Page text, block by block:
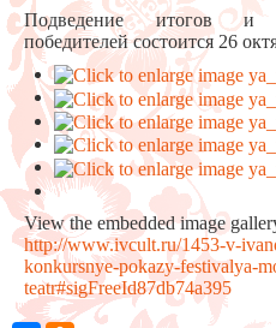
Подведение итогов и
победителей состоится 26
View the embedded image
http://www.ivcult.ru/1453-v-
konkursnye-pokazy-festivalya-
teatr#sigFreeId87db74a395